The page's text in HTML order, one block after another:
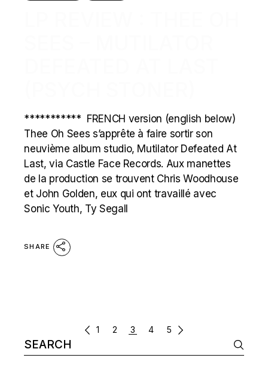
*********** FRENCH version (english below)
Thee Oh Sees s’apprête à faire sortir son
neuvième album studio, Mutilator Defeated At
Last, via Castle Face Records. Aux manettes
de la production se trouvent Chris Woodhouse
et John Golden, eux qui ont travaillé avec
Sonic Youth, Ty Segall
SHARE
POSTS
NAVIGATION
1 2 3 4 5
Search
for: